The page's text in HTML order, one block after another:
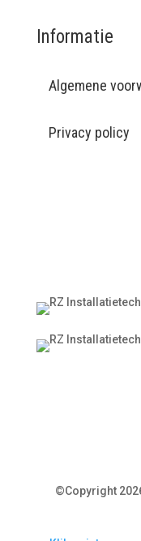
Informatie
Algemene
Privacy policy
©Copyright